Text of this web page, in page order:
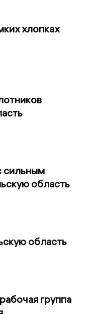
хлопках
сильным
область
область
группа